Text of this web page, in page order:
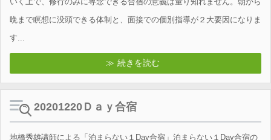
晩まで瞑想に没頭できる体制と、面接での個別指導が２大要因になりま
す...
続きを読む
20201220Ｄａｙ合宿
地橋秀雄講師による「泊まらない１Day合宿」泊まらない１Day合宿の